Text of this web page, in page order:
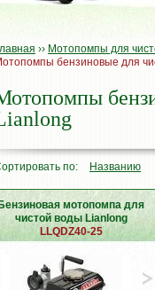
›› Мотопомпы для
бензиновые для
по: Названию
Бензиновая мотопомпа для
чистой воды Lianlong
LLQDZ40-25